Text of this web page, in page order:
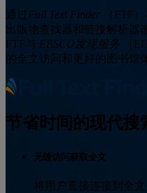
通过Full Text Finder （FTF
出版物查找器和链接解析器
FTF与 EBSCO发现服务 （
的全文访问和更好的图书馆
节省时间的现代搜
无缝访问获取全文
将用户直接连接到全